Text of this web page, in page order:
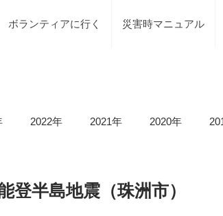
ボランティアに行く 災害時マニュアル
2022年 2021年 2020年
半島地震（珠洲市）